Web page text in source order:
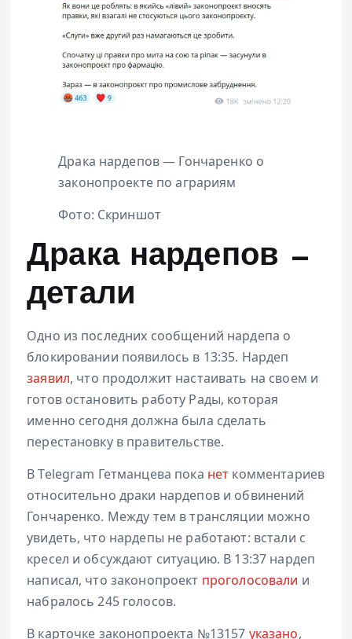
Драка нардепов — Гончаренко о
законопроекте по аграриям
Фото: Скриншот
Драка нардепов —
детали
Одно из последних сообщений нардепа о
блокировании появилось в 13:35. Нардеп
заявил, что продолжит настаивать на своем и
готов остановить работу Рады, которая
именно сегодня должна была сделать
перестановку в правительстве.
В Telegram Гетманцева пока нет комментариев
относительно драки нардепов и обвинений
Гончаренко. Между тем в трансляции можно
увидеть, что нардепы не работают: встали с
кресел и обсуждают ситуацию. В 13:37 нардеп
написал, что законопроект проголосовали и
набралось 245 голосов.
В карточке законопроекта №13157 указано,